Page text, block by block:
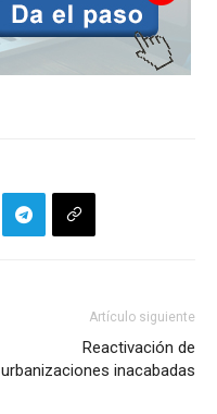
Artículo siguiente
Reactivación de
urbanizaciones inacabadas